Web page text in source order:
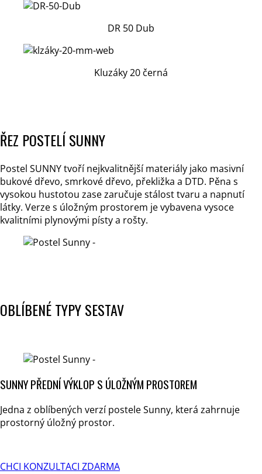
DR 50 Dub
Kluzáky 20 černá
ŘEZ POSTELÍ SUNNY
Postel SUNNY tvoří nejkvalitnější materiály jako masivní
bukové dřevo, smrkové dřevo, překližka a DTD. Pěna s
vysokou hustotou zase zaručuje stálost tvaru a napnutí
látky. Verze s úložným prostorem je vybavena vysoce
kvalitními plynovými písty a rošty.
OBLÍBENÉ TYPY SESTAV
SUNNY PŘEDNÍ VÝKLOP S ÚLOŽNÝM PROSTOREM
Jedna z oblíbených verzí postele Sunny, která zahrnuje
prostorný úložný prostor.
CHCI KONZULTACI ZDARMA